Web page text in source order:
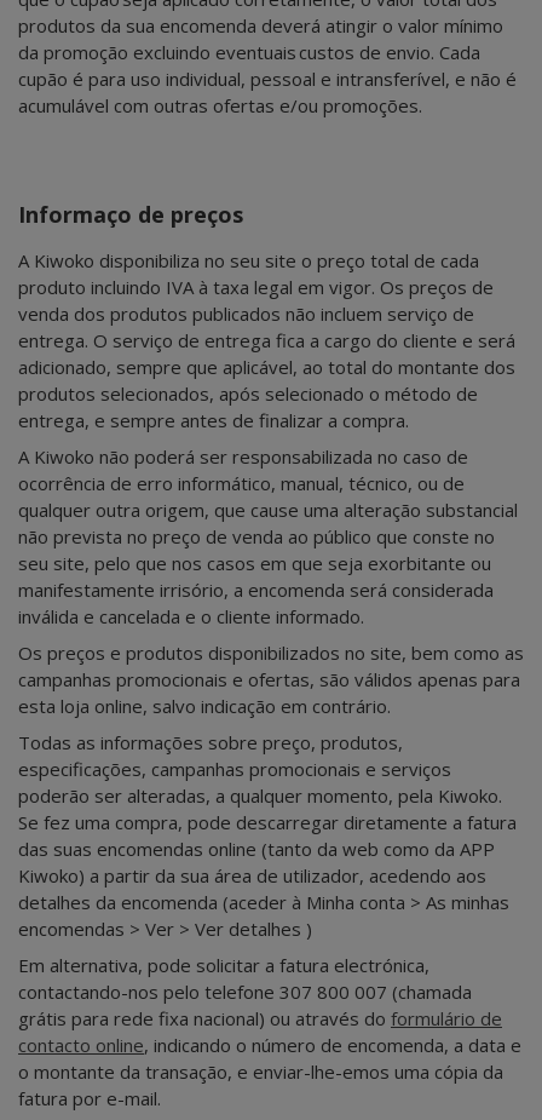
produtos da sua encomenda deverá atingir o valor mínimo
da promoção excluindo eventuais custos de envio. Cada
cupão é para uso individual, pessoal e intransferível, e não é
acumulável com outras ofertas e/ou promoções.
Informaço de preços
A Kiwoko disponibiliza no seu site o preço total de cada
produto incluindo IVA à taxa legal em vigor. Os preços de
venda dos produtos publicados não incluem serviço de
entrega. O serviço de entrega fica a cargo do cliente e será
adicionado, sempre que aplicável, ao total do montante dos
produtos selecionados, após selecionado o método de
entrega, e sempre antes de finalizar a compra.
A Kiwoko não poderá ser responsabilizada no caso de
ocorrência de erro informático, manual, técnico, ou de
qualquer outra origem, que cause uma alteração substancial
não prevista no preço de venda ao público que conste no
seu site, pelo que nos casos em que seja exorbitante ou
manifestamente irrisório, a encomenda será considerada
inválida e cancelada e o cliente informado.
Os preços e produtos disponibilizados no site, bem como as
campanhas promocionais e ofertas, são válidos apenas para
esta loja online, salvo indicação em contrário.
Todas as informações sobre preço, produtos,
especificações, campanhas promocionais e serviços
poderão ser alteradas, a qualquer momento, pela Kiwoko.
Se fez uma compra, pode descarregar diretamente a fatura
das suas encomendas online (tanto da web como da APP
Kiwoko) a partir da sua área de utilizador, acedendo aos
detalhes da encomenda (aceder à Minha conta > As minhas
encomendas > Ver > Ver detalhes )
Em alternativa, pode solicitar a fatura electrónica,
contactando-nos pelo telefone 307 800 007 (chamada
grátis para rede fixa nacional) ou através do formulário de
contacto online, indicando o número de encomenda, a data e
o montante da transação, e enviar-lhe-emos uma cópia da
fatura por e-mail.